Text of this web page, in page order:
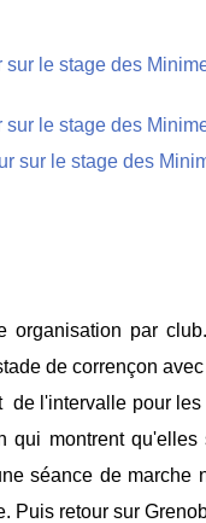
organisation par
de corrençon
de l'intervalle pour
qui montrent
séance de marche
Puis retour sur